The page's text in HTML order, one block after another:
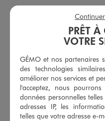
Chemise en coton coupe ample femme - LuluCastagnette
29,99 €
5/5 de moyenne
AJOUTERAU PANIER
PRÊT À
VOTRE
GÉMO et nos partenaires
des technologies
améliorer nos services et
l'acceptez, nous
données personnelles
adresses IP, les
telles que votre adresse e-